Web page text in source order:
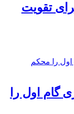
تقویت
گام اول را